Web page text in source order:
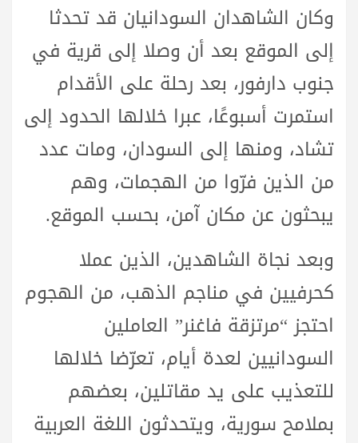
وكان الشاهدان السودانيان قد تحدثا
إلى الموقع بعد أن وصلا إلى قرية في
جنوب دارفور، بعد رحلة على الأقدام
استمرت أسبوعًا، عبرا خلالها الحدود إلى
تشاد، ومنها إلى السودان، ومات عدد
من الذين فرّوا من الهجمات، وهم
يبحثون عن مكان آمن، بحسب الموقع.
وبعد نجاة الشاهدين، الذين عملا
كحرفيين في مناجم الذهب، من الهجوم
احتجز “مرتزقة فاغنر” العاملين
السودانيين لعدة أيام، تعرّضا خلالها
للتعذيب على يد مقاتلين، بعضهم
بملامح سورية، ويتحدثون اللغة العربية